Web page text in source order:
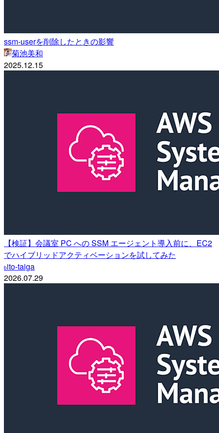
ssm-userを削除したときの影響
菊池美和
2025.12.15
【検証】会議室 PC への SSM エージェント導入前に、EC2
でハイブリッドアクティベーションを試してみた
bito-taiga
2026.07.29